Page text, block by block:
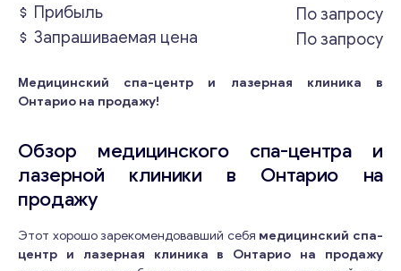
Прибыль
По запросу
Запрашиваемая цена
По запросу
Медицинский спа-центр и лазерная клиника в
Онтарио на продажу!
Обзор медицинского спа-центра и
лазерной клиники в Онтарио на
продажу
Этот хорошо зарекомендовавший себя медицинский спа-
центр и лазерная клиника в Онтарио на продажу